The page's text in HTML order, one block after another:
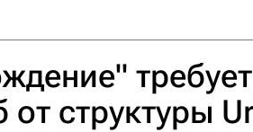
структуры